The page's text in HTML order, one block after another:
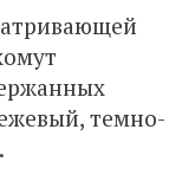
темно-